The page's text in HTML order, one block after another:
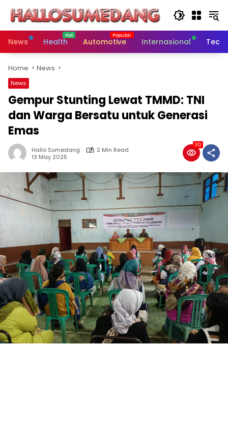
content
News
Health Automotive Internasional
Home News
News
Gempur Stunting Lewat TMMD: TNI
dan Warga Bersatu untuk Generasi
Emas
Hallo Sumedang
2 Min Read
13 May 2025
312